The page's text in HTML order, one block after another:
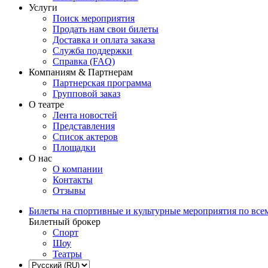
Услуги
Поиск мероприятия
Продать нам свои билеты
Доставка и оплата заказа
Служба поддержки
Справка (FAQ)
Компаниям & Партнерам
Партнерская программа
Групповой заказ
О театре
Лента новостей
Представления
Список актеров
Площадки
О нас
О компании
Контакты
Отзывы
Билеты на спортивные и культурные мероприятия по
Билетный брокер
Спорт
Шоу
Театры